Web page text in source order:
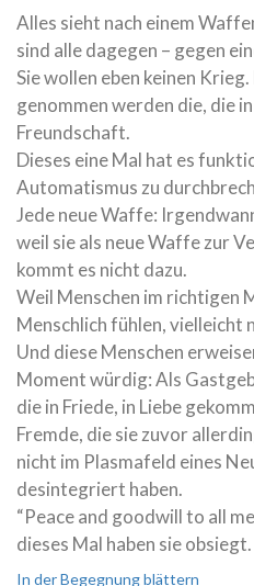
Alles sieht nach einem
sind alle dagegen – gegen
Sie wollen eben keinen
genommen werden die, die
Freundschaft.
Dieses eine Mal hat es
Automatismus zu
Jede neue Waffe:
weil sie als neue Waffe zur
kommt es nicht dazu.
Weil Menschen im richtigen
Menschlich fühlen, vielleicht
Und diese Menschen
Moment würdig: Als
die in Friede, in Liebe
Fremde, die sie zuvor
nicht im Plasmafeld eines
desintegriert haben.
“Peace and goodwill to all
dieses Mal haben sie obsiegt.
In der Begegnung blättern